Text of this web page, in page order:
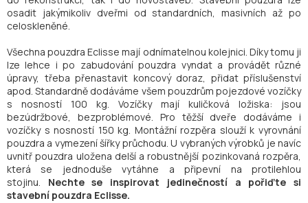
osadit jakýmikoliv dveřmi od standardních, masivních až po
celoskleněné.
Všechna pouzdra Eclisse mají odnímatelnou kolejnici. Díky tomu ji
lze lehce i po zabudování pouzdra vyndat a provádět různé
úpravy, třeba přenastavit koncový doraz, přidat příslušenství
apod. Standardně dodáváme všem pouzdrům pojezdové vozíčky
s nosností 100 kg. Vozíčky mají kuličková ložiska: jsou
bezúdržbové, bezproblémové. Pro těžší dveře dodáváme i
vozíčky s nosností 150 kg. Montážní rozpěra slouží k vyrovnání
pouzdra a vymezení šířky průchodu. U vybraných výrobků je navíc
uvnitř pouzdra uložena delší a robustnější pozinkovaná rozpěra,
která se jednoduše vytáhne a připevní na protilehlou
stojinu. Nechte se inspirovat jedinečností a pořiďte si
stavební pouzdra Eclisse.